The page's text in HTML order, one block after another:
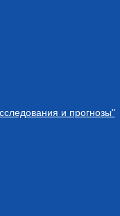
и прогнозы"